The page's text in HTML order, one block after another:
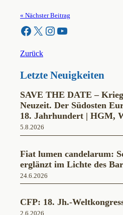
« Nächster Beitrag
Facebook X Instagram YouTube
Zurück
Letzte Neuigkeiten
SAVE THE DATE –
Neuzeit. Der Südosten
18. Jahrhundert | HGM,
5.8.2026
Fiat lumen candelarum:
erglänzt im Lichte des
24.6.2026
CFP: 18. Jh.-
2.6.2026